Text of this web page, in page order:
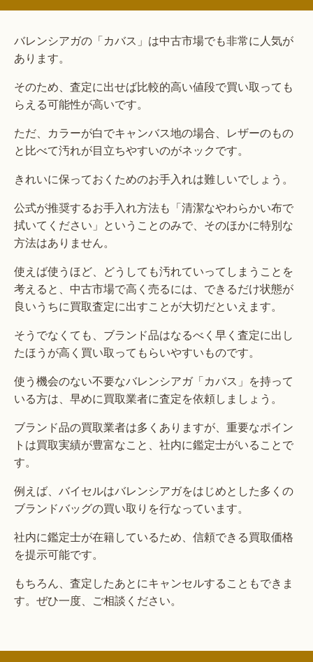
バレンシアガの「カバス」は中古市場でも非常に人気が
あります。
そのため、査定に出せば比較的高い値段で買い取っても
らえる可能性が高いです。
ただ、カラーが白でキャンバス地の場合、レザーのもの
と比べて汚れが目立ちやすいのがネックです。
きれいに保っておくためのお手入れは難しいでしょう。
公式が推奨するお手入れ方法も「清潔なやわらかい布で
拭いてください」ということのみで、そのほかに特別な
方法はありません。
使えば使うほど、どうしても汚れていってしまうことを
考えると、中古市場で高く売るには、できるだけ状態が
良いうちに買取査定に出すことが大切だといえます。
そうでなくても、ブランド品はなるべく早く査定に出し
たほうが高く買い取ってもらいやすいものです。
使う機会のない不要なバレンシアガ「カバス」を持って
いる方は、早めに買取業者に査定を依頼しましょう。
ブランド品の買取業者は多くありますが、重要なポイン
トは買取実績が豊富なこと、社内に鑑定士がいることで
す。
例えば、バイセルはバレンシアガをはじめとした多くの
ブランドバッグの買い取りを行なっています。
社内に鑑定士が在籍しているため、信頼できる買取価格
を提示可能です。
もちろん、査定したあとにキャンセルすることもできま
す。ぜひ一度、ご相談ください。